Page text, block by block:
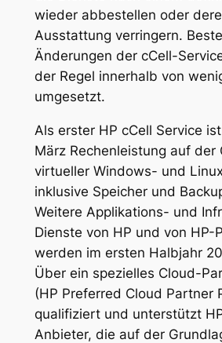
wieder abbestellen oder
Ausstattung verringern.
Änderungen der cCell-
der Regel innerhalb von
umgesetzt.
Als erster HP cCell Service
März Rechenleistung auf der
virtueller Windows- und
inklusive Speicher und
Weitere Applikations- und
Dienste von HP und von HP-
werden im ersten Halbjahr
Über ein spezielles Cloud-
(HP Preferred Cloud Partner
qualifiziert und unterstützt
Anbieter, die auf der